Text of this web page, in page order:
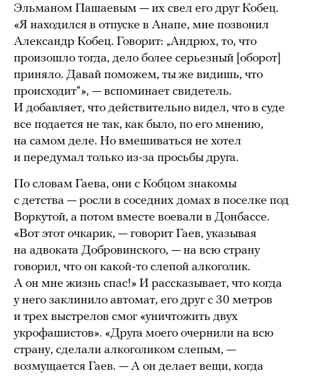
Эльманом Пашаевым — их свел его друг Кобец.
«Я находился в отпуске в Анапе, мне позвонил
Александр Кобец. Говорит: „Андрюх, то, что
произошло тогда, дело более серьезный [оборот]
приняло. Давай поможем, ты же видишь, что
происходит“», — вспоминает свидетель.
И добавляет, что действительно видел, что в суде
все подается не так, как было, по его мнению,
на самом деле. Но вмешиваться не хотел
и передумал только из-за просьбы друга.
По словам Гаева, они с Кобцом знакомы
с детства — росли в соседних домах в поселке под
Воркутой, а потом вместе воевали в Донбассе.
«Вот этот очкарик, — говорит Гаев, указывая
на адвоката Добровинского, — на всю страну
говорил, что он какой-то слепой алкоголик.
А он мне жизнь спас!» И рассказывает, что когда
у него заклинило автомат, его друг с 30 метров
и трех выстрелов смог «уничтожить двух
укрофашистов». «Друга моего очернили на всю
страну, сделали алкоголиком слепым, —
возмущается Гаев. — А он делает вещи, когда